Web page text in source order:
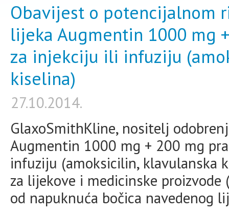
Obavijest o potencijalnom
lijeka Augmentin 1000 mg
za injekciju ili infuziju
kiselina)
27.10.2014.
GlaxoSmithKline, nositelj
Augmentin 1000 mg + 200 mg
infuziju (amoksicilin, klavulanska
za lijekove i medicinske
od napuknuća bočica navedenog